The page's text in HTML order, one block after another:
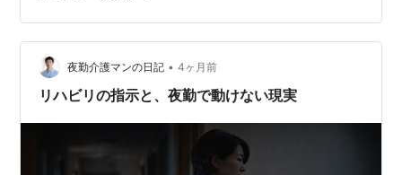
ね。死に行くようなものだから。 フロリアはとても優秀
な看護師だと思いますが、この状況だと如何ともしがた
い状態で何ともならないですね。オ…
夜勤介護マンの日記 • 4ヶ月前
リハビリの指示と、夜勤で動けない現実